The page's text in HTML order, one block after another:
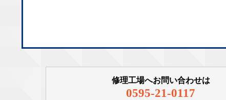
修理工場へお問い合わせは
0595-21-0117